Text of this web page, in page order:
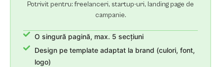
Potrivit pentru: freelanceri, startup-uri, landing page de
campanie.
O singură pagină, max. 5 secțiuni
Design pe template adaptat la brand (culori, font,
logo)